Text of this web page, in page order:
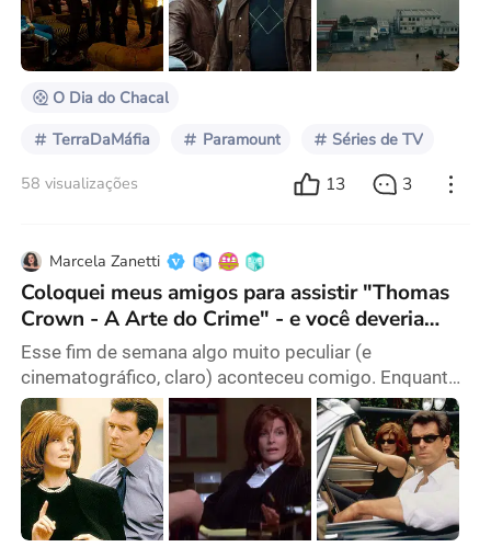
títulos como Yellowstone e seus derivados (1923,
1883), além de Landman, Mayor of Kingstown, Tulsa
King e Lawmen: Bass Reeves. A fórmula é
O Dia do Chacal
TerraDaMáfia Paramount Séries de TV
58 visualizações 13 3
Marcela Zanetti
Coloquei meus amigos para assistir "Thomas
Crown - A Arte do Crime" - e você deveria
também!
Esse fim de semana algo muito peculiar (e
cinematográfico, claro) aconteceu comigo. Enquanto
assistia ao episódio final de Ruptura com um grupo
de amigos, não pude deixar de notar o som de
“Windmills of Your Mind” tocando na cena final em
que (SPOILERS) Mark S. corre com Helly R. no
corredor. Foi assim que fui atingida com uma onda de
extrema nostalgia, que despertou uma vontade